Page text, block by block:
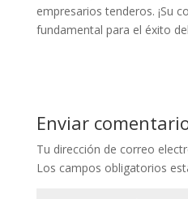
empresarios tenderos. ¡Su
fundamental para el éxito
Enviar
Tu dirección de correo
Los campos obligatorios